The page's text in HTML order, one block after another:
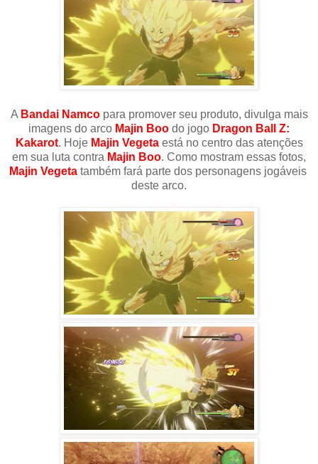
A Bandai Namcopara promover seu produto, divulga mais
imagens do arco Majin Boo do jogo Dragon Ball Z:
Kakarot. Hoje Majin Vegetaestá no centro das atenções
em sua luta contra Majin Boo. Como mostram essas fotos,
Majin Vegetatambém fará parte dos personagens jogáveis ​​
deste arco.